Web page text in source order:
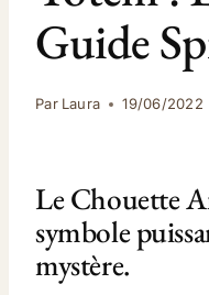
Guide
Par Laura 19/06/2022
Le Chouette
symbole
mystère.